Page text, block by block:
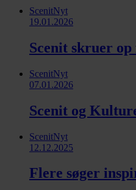
ScenitNyt
19.01.2026
Scenit skruer
ScenitNyt
07.01.2026
Scenit og
ScenitNyt
12.12.2025
Flere søger